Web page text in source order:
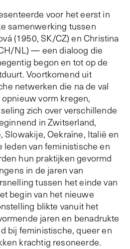
voor het eerst in
samenwerking tussen
(1950, SK/CZ) en Christina
NL) — een dialoog die
begon en tot op de
Voortkomend uit
netwerken die na de val
vorm kregen,
zich over verschillende
in Zwitserland,
Slowakije, Oekraïne, Italië en
leden van feministische en
hun praktijken gevormd
in de jaren van
tussen het einde van
begin van het nieuwe
blikte vanuit het
jaren en benadrukte
bij feministische, queer en
krachtig resoneerde.